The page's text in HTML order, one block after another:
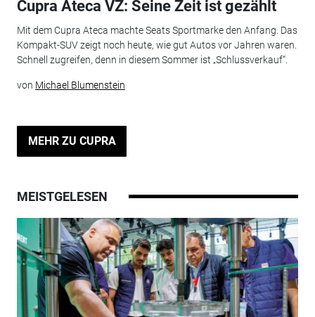
Cupra Ateca VZ: Seine Zeit ist gezählt
Mit dem Cupra Ateca machte Seats Sportmarke den Anfang. Das
Kompakt-SUV zeigt noch heute, wie gut Autos vor Jahren waren.
Schnell zugreifen, denn in diesem Sommer ist „Schlussverkauf“.
von Michael Blumenstein
MEHR ZU CUPRA
MEISTGELESEN